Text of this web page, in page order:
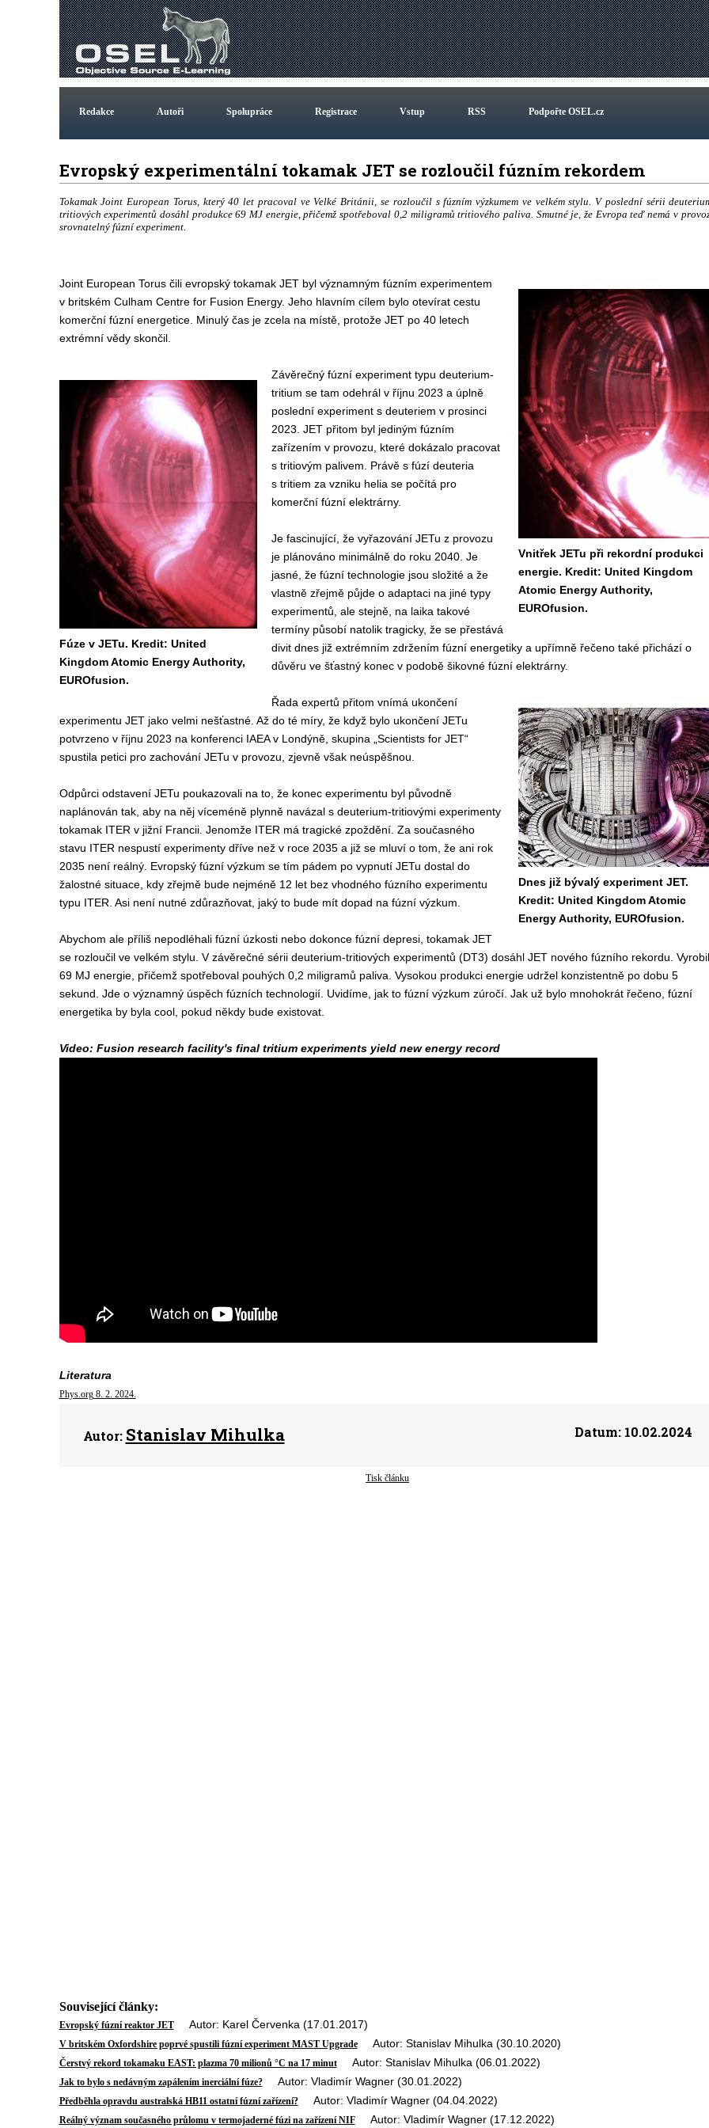
Redakce Autoři Spolupráce Registrace Vstup RSS Podpořte OSEL.cz
Evropský experimentální tokamak JET se rozloučil fúzním rekordem
Tokamak Joint European Torus, který 40 let pracoval ve Velké Británii, se rozloučil s fúzním výzkumem ve velkém stylu. V poslední sérii
tritiových experimentů dosáhl produkce 69 MJ energie, přičemž spotřeboval 0,2 miligramů tritiového paliva. Smutné je, že Evropa teď nemá v
srovnatelný fúzní experiment.
Vnitřek JETu při rekordní produkci
energie. Kredit: United Kingdom
Atomic Energy Authority,
EUROfusion.
Joint European Torus čili evropský tokamak JET byl významným fúzním experimentem
v britském Culham Centre for Fusion Energy. Jeho hlavním cílem bylo otevírat cestu
komerční fúzní energetice. Minulý čas je zcela na místě, protože JET po 40 letech
extrémní vědy skončil.
Fúze v JETu. Kredit: United
Kingdom Atomic Energy Authority,
EUROfusion.
Závěrečný fúzní experiment typu deuterium-
tritium se tam odehrál v říjnu 2023 a úplně
poslední experiment s deuteriem v prosinci
2023. JET přitom byl jediným fúzním
zařízením v provozu, které dokázalo pracovat
s tritiovým palivem. Právě s fúzí deuteria
s tritiem za vzniku helia se počítá pro
komerční fúzní elektrárny.
Je fascinující, že vyřazování JETu z provozu
je plánováno minimálně do roku 2040. Je
jasné, že fúzní technologie jsou složité a že
vlastně zřejmě půjde o adaptaci na jiné typy
experimentů, ale stejně, na laika takové
termíny působí natolik tragicky, že se přestává
divit dnes již extrémním zdržením fúzní energetiky a upřímně řečeno také přichází o
důvěru ve šťastný konec v podobě šikovné fúzní elektrárny.
Dnes již bývalý experiment JET.
Kredit: United Kingdom Atomic
Energy Authority, EUROfusion.
Řada expertů přitom vnímá ukončení
experimentu JET jako velmi nešťastné. Až do té míry, že když bylo ukončení JETu
potvrzeno v říjnu 2023 na konferenci IAEA v Londýně, skupina „Scientists for JET“
spustila petici pro zachování JETu v provozu, zjevně však neúspěšnou.
Odpůrci odstavení JETu poukazovali na to, že konec experimentu byl původně
naplánován tak, aby na něj víceméně plynně navázal s deuterium-tritiovými experimenty
tokamak ITER v jižní Francii. Jenomže ITER má tragické zpoždění. Za současného
stavu ITER nespustí experimenty dříve než v roce 2035 a již se mluví o tom, že ani rok
2035 není reálný. Evropský fúzní výzkum se tím pádem po vypnutí JETu dostal do
žalostné situace, kdy zřejmě bude nejméně 12 let bez vhodného fúzního experimentu
typu ITER. Asi není nutné zdůrazňovat, jaký to bude mít dopad na fúzní výzkum.
Abychom ale příliš nepodléhali fúzní úzkosti nebo dokonce fúzní depresi, tokamak JET
se rozloučil ve velkém stylu. V závěrečné sérii deuterium-tritiových experimentů (DT3) dosáhl JET nového fúzního rekordu. Vyrobil
69 MJ energie, přičemž spotřeboval pouhých 0,2 miligramů paliva. Vysokou produkci energie udržel konzistentně po dobu 5
sekund. Jde o významný úspěch fúzních technologií. Uvidíme, jak to fúzní výzkum zúročí. Jak už bylo mnohokrát řečeno, fúzní
energetika by byla cool, pokud někdy bude existovat.
Video: Fusion research facility's final tritium experiments yield new energy record
Literatura
Phys.org 8. 2. 2024.
Autor: Stanislav Mihulka Datum:10.02.2024
Tisk článku
Související články:
Evropský fúzní reaktor JETAutor: Karel Červenka (17.01.2017)
V britském Oxfordshire poprvé spustili fúzní experiment MAST UpgradeAutor: Stanislav Mihulka (30.10.2020)
Čerstvý rekord tokamaku EAST: plazma 70 milionů °C na 17 minutAutor: Stanislav Mihulka (06.01.2022)
Jak to bylo s nedávným zapálením inerciální fúze?Autor: Vladimír Wagner (30.01.2022)
Předběhla opravdu australská HB11 ostatní fúzní zařízení?Autor: Vladimír Wagner (04.04.2022)
Reálný význam současného průlomu v termojaderné fúzi na zařízení NIFAutor: Vladimír Wagner (17.12.2022)